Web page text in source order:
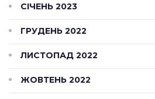
СІЧЕНЬ 2023
ГРУДЕНЬ 2022
ЛИСТОПАД 2022
ЖОВТЕНЬ 2022